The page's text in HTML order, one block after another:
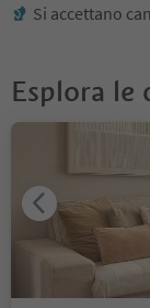
Si accettano
Esplora le